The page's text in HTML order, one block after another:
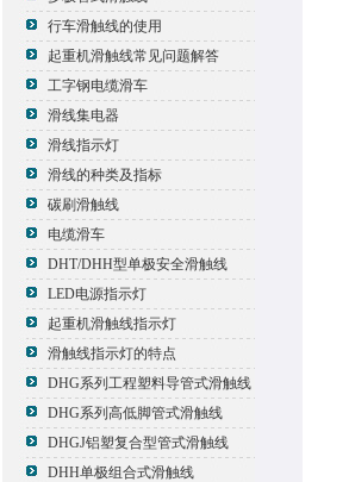
行车滑触线的使用
起重机滑触线常见问题解答
工字钢电缆滑车
滑线集电器
滑线指示灯
滑线的种类及指标
碳刷滑触线
电缆滑车
DHT/DHH型单极安全滑触线
LED电源指示灯
起重机滑触线指示灯
滑触线指示灯的特点
DHG系列工程塑料导管式滑触线
DHG系列高低脚管式滑触线
DHGJ铝塑复合型管式滑触线
DHH单极组合式滑触线